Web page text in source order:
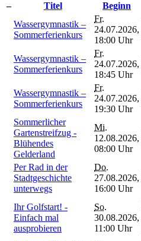
– Titel Beginn
Wassergymnastik –
Sommerferienkurs
Fr.
24.07.2026,
18:00 Uhr
Wassergymnastik –
Sommerferienkurs
Fr.
24.07.2026,
18:45 Uhr
Wassergymnastik –
Sommerferienkurs
Fr.
24.07.2026,
19:30 Uhr
Sommerlicher
Gartenstreifzug -
Blühendes
Gelderland
Mi.
12.08.2026,
08:00 Uhr
Per Rad in der
Stadtgeschichte
unterwegs
Do.
27.08.2026,
16:00 Uhr
Ihr Golfstart! -
Einfach mal
ausprobieren
So.
30.08.2026,
11:00 Uhr